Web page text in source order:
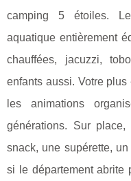
camping 5 étoiles.
aquatique entièrement
chauffées, jacuzzi,
enfants aussi. Votre
les animations
générations. Sur
snack, une supérette,
si le département abrite